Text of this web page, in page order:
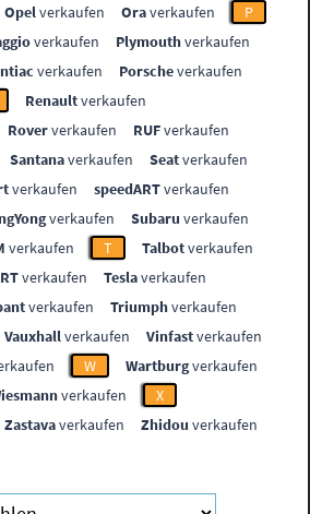
Opelverkaufen Oraverkaufen
P
verkaufen Plymouthverkaufen
verkaufen Porscheverkaufen
Renaultverkaufen
Roververkaufen RUFverkaufen
Santanaverkaufen Seatverkaufen
verkaufen speedARTverkaufen
verkaufen Subaru verkaufen
verkaufen T Talbotverkaufen
verkaufen Teslaverkaufen
verkaufen Triumphverkaufen
Vauxhallverkaufen Vinfastverkaufen
W Wartburgverkaufen
verkaufen
X
Zastavaverkaufen Zhidou verkaufen